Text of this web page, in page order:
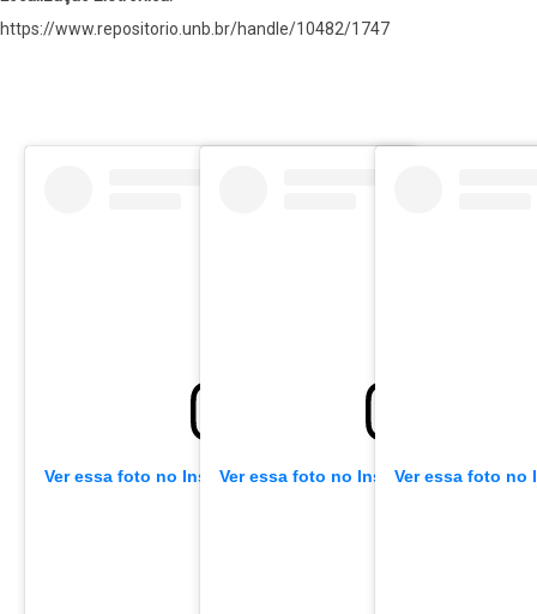
https://www.repositorio.unb.br/handle/10482/1747
Ver essa foto no InstagramVer essa foto no InstagramVer essa foto no